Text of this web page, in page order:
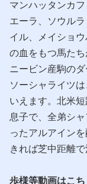
マンハッタンカ
エーラ、ソウル
イル、メイショ
の血をもつ馬た
ニービン産駒の
ソーシャライツ
いえます。北米
息子で、全弟シ
ったアルアイン
きれば芝中距離で
歩様等動画はこち